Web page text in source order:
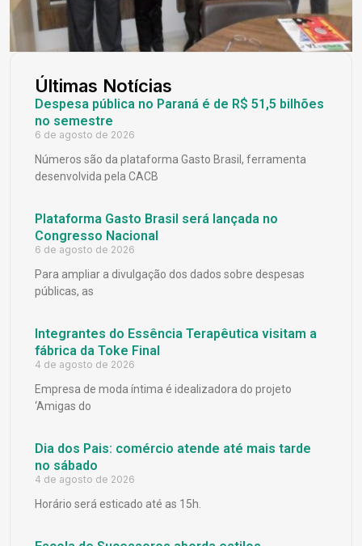
Últimas Notícias
Despesa pública no Paraná é de R$ 51,5 bilhões
no semestre
6 de agosto de 2026
Números são da plataforma Gasto Brasil, ferramenta
desenvolvida pela CACB
Plataforma Gasto Brasil será lançada no
Congresso Nacional
6 de agosto de 2026
Para ampliar a divulgação dos dados sobre despesas
públicas, as
Integrantes do Essência Terapêutica visitam a
fábrica da Toke Final
4 de agosto de 2026
Empresa de moda íntima é idealizadora do projeto
‘Amigas do
Dia dos Pais: comércio atende até mais tarde
no sábado
4 de agosto de 2026
Horário será esticado até as 15h.